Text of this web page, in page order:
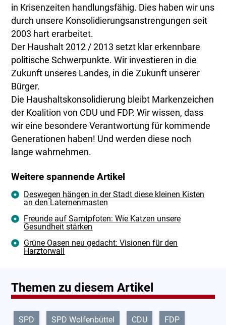
in Krisenzeiten handlungsfähig. Dies haben wir uns
durch unsere Konsolidierungsanstrengungen seit
2003 hart erarbeitet.
Der Haushalt 2012 / 2013 setzt klar erkennbare
politische Schwerpunkte. Wir investieren in die
Zukunft unseres Landes, in die Zukunft unserer
Bürger.
Die Haushaltskonsolidierung bleibt Markenzeichen
der Koalition von CDU und FDP. Wir wissen, dass
wir eine besondere Verantwortung für kommende
Generationen haben! Und werden diese noch
lange wahrnehmen.
Weitere spannende Artikel
Deswegen hängen in der Stadt diese kleinen Kisten
an den Laternenmasten
Freunde auf Samtpfoten: Wie Katzen unsere
Gesundheit stärken
Grüne Oasen neu gedacht: Visionen für den
Harztorwall
Themen zu diesem Artikel
SPD SPD Wolfenbüttel CDU FDP